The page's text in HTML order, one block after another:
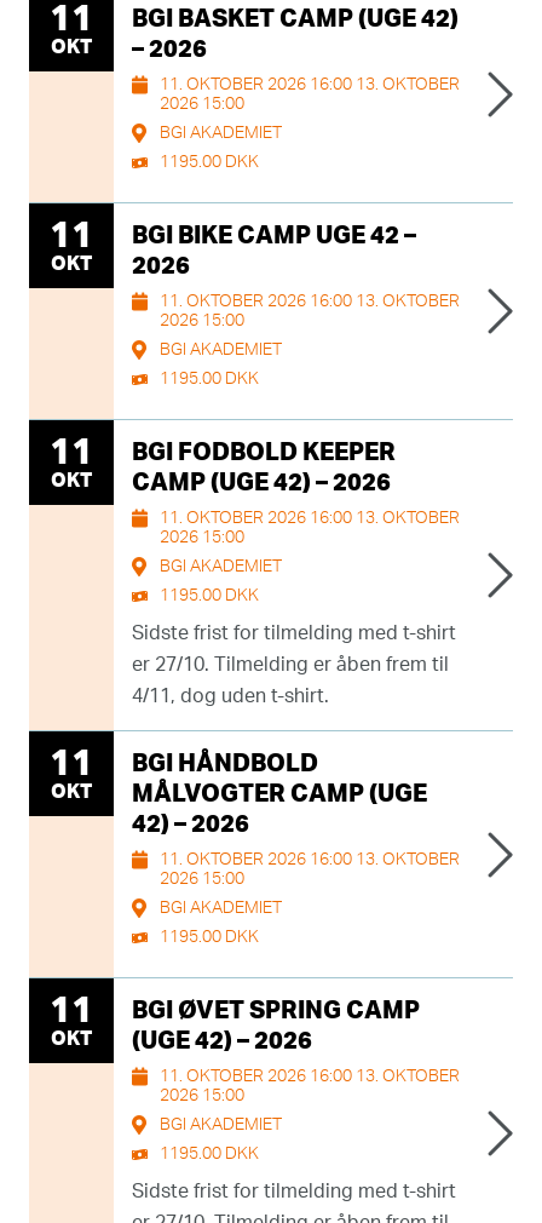
11
OKT
BGI BASKET CAMP (UGE 42)
– 2026
11. OKTOBER 2026 16:00 13. OKTOBER
2026 15:00
BGI AKADEMIET
1195.00 DKK
11
OKT
BGI BIKE CAMP UGE 42 –
2026
11. OKTOBER 2026 16:00 13. OKTOBER
2026 15:00
BGI AKADEMIET
1195.00 DKK
11
OKT
BGI FODBOLD KEEPER
CAMP (UGE 42) – 2026
11. OKTOBER 2026 16:00 13. OKTOBER
2026 15:00
BGI AKADEMIET
1195.00 DKK
Sidste frist for tilmelding med t-shirt
er 27/10. Tilmelding er åben frem til
4/11, dog uden t-shirt.
11
OKT
BGI HÅNDBOLD
MÅLVOGTER CAMP (UGE
42) – 2026
11. OKTOBER 2026 16:00 13. OKTOBER
2026 15:00
BGI AKADEMIET
1195.00 DKK
11
OKT
BGI ØVET SPRING CAMP
(UGE 42) – 2026
11. OKTOBER 2026 16:00 13. OKTOBER
2026 15:00
BGI AKADEMIET
1195.00 DKK
Sidste frist for tilmelding med t-shirt